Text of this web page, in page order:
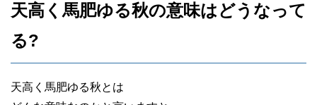
天高く馬肥ゆる秋の意味はどうなって
る?
天高く馬肥ゆる秋とは